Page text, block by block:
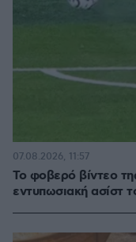
Το φοβερό βίντεο
εντυπωσιακή ασίστ
07.08.2026, 11:57